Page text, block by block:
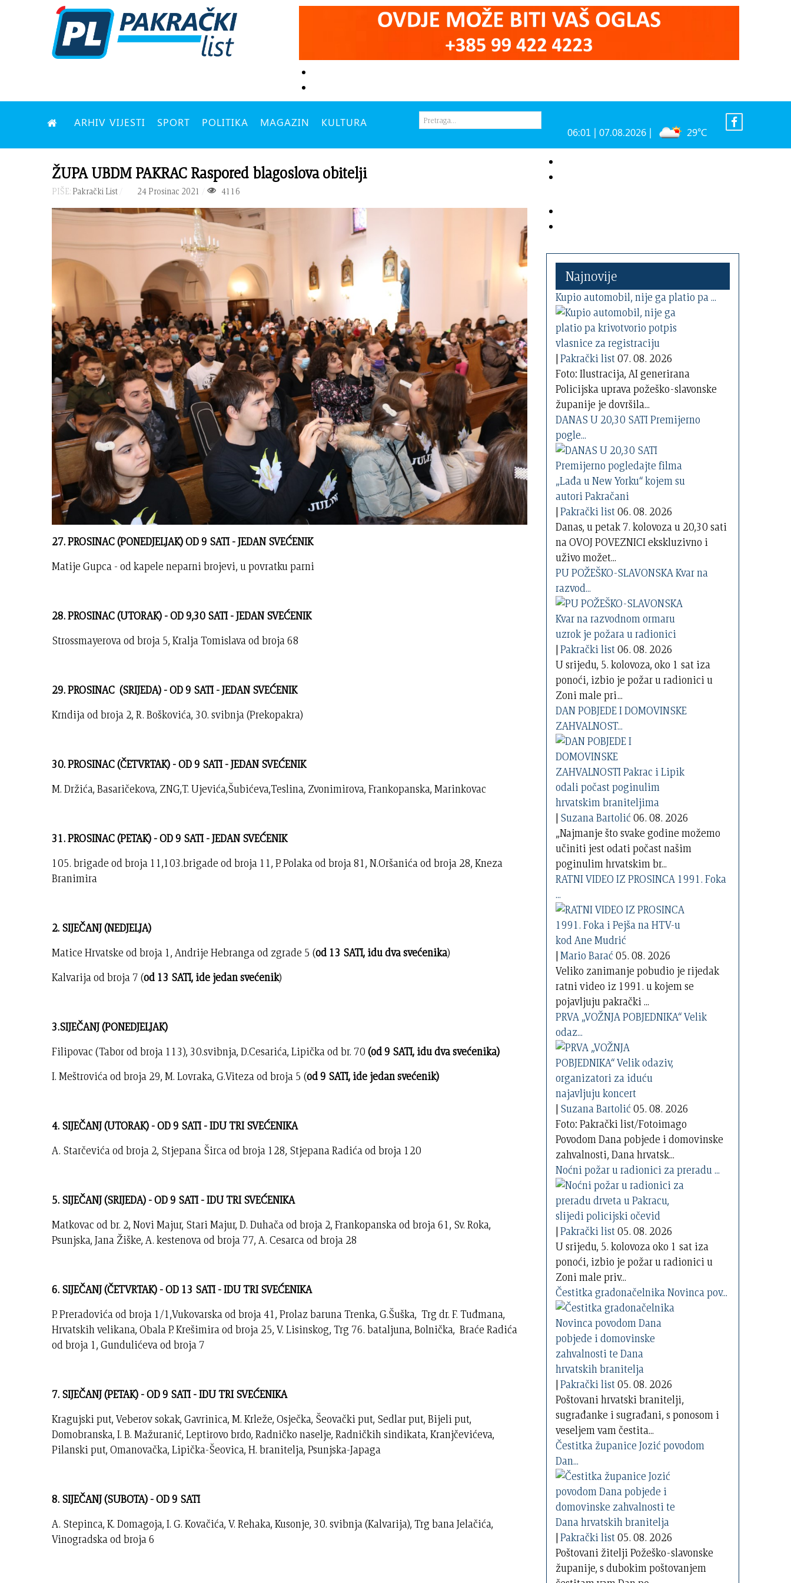
ARHIV VIJESTI SPORT POLITIKA MAGAZIN KULTURA
06:01 | 07.08.2026 | 29°C
ŽUPA UBDM PAKRAC Raspored blagoslova obitelji
PIŠE: Pakrački List 24 Prosinac 2021 4116
27. PROSINAC (PONEDJELJAK) OD 9 SATI - JEDAN SVEĆENIK
Matije Gupca - od kapele neparni brojevi, u povratku parni
28. PROSINAC (UTORAK) - OD 9,30 SATI - JEDAN SVEĆENIK
Strossmayerova od broja 5, Kralja Tomislava od broja 68
29. PROSINAC (SRIJEDA) - OD 9 SATI - JEDAN SVEĆENIK
Krndija od broja 2, R. Boškovića, 30. svibnja (Prekopakra)
30. PROSINAC (ČETVRTAK) - OD 9 SATI - JEDAN SVEĆENIK
M. Držića, Basaričekova, ZNG,T. Ujevića,Šubićeva,Teslina, Zvonimirova, Frankopanska, Marinkovac
31. PROSINAC (PETAK) - OD 9 SATI - JEDAN SVEĆENIK
105. brigade od broja 11,103.brigade od broja 11, P. Polaka od broja 81, N.Oršanića od broja 28, Kneza
Branimira
2. SIJEČANJ (NEDJELJA)
Matice Hrvatske od broja 1, Andrije Hebranga od zgrade 5 (od 13 SATI, idu dva svećenika)
Kalvarija od broja 7 (od 13 SATI, ide jedan svećenik)
3.SIJEČANJ (PONEDJELJAK)
Filipovac (Tabor od broja 113), 30.svibnja, D.Cesarića, Lipička od br. 70(od 9 SATI, idu dva svećenika)
I. Meštrovića od broja 29, M. Lovraka, G.Viteza od broja 5 (od 9 SATI, ide jedan svećenik)
4. SIJEČANJ (UTORAK) - OD 9 SATI - IDU TRI SVEĆENIKA
A. Starčevića od broja 2, Stjepana Širca od broja 128, Stjepana Radića od broja 120
5. SIJEČANJ (SRIJEDA) - OD 9 SATI - IDU TRI SVEĆENIKA
Matkovac od br. 2, Novi Majur, Stari Majur, D. Duhača od broja 2, Frankopanska od broja 61, Sv. Roka,
Psunjska, Jana Žiške, A. kestenova od broja 77, A. Cesarca od broja 28
6. SIJEČANJ (ČETVRTAK) - OD 13 SATI - IDU TRI SVEĆENIKA
P. Preradovića od broja 1/1,Vukovarska od broja 41, Prolaz baruna Trenka, G.Šuška, Trg dr. F. Tuđmana,
Hrvatskih velikana, Obala P. Krešimira od broja 25, V. Lisinskog, Trg 76. bataljuna, Bolnička, Braće Radića
od broja 1, Gundulićeva od broja 7
7. SIJEČANJ (PETAK) - OD 9 SATI - IDU TRI SVEĆENIKA
Kragujski put, Veberov sokak, Gavrinica, M. Krleže, Osječka, Šeovački put, Sedlar put, Bijeli put,
Domobranska, I. B. Mažuranić, Leptirovo brdo, Radničko naselje, Radničkih sindikata, Kranjčevićeva,
Pilanski put, Omanovačka, Lipička-Šeovica, H. branitelja, Psunjska-Japaga
8. SIJEČANJ (SUBOTA) -OD 9 SATI
A. Stepinca, K. Domagoja, I. G. Kovačića, V. Rehaka, Kusonje, 30. svibnja (Kalvarija), Trg bana Jelačića,
Vinogradska od broja 6
Najnovije
Kupio automobil, nije ga platio pa ...
|Pakrački list07. 08. 2026
Foto: Ilustracija, AI generirana
Policijska uprava požeško-slavonske
županije je dovršila...
DANAS U 20,30 SATI Premijerno
pogle...
|Pakrački list06. 08. 2026
Danas, u petak 7. kolovoza u 20,30 sati
na OVOJ POVEZNICI ekskluzivno i
uživo možet...
PU POŽEŠKO-SLAVONSKA Kvar na
razvod...
|Pakrački list06. 08. 2026
U srijedu, 5. kolovoza, oko 1 sat iza
ponoći, izbio je požar u radionici u
Zoni male pri...
DAN POBJEDE I DOMOVINSKE
ZAHVALNOST...
| Suzana Bartolić 06. 08. 2026
„Najmanje što svake godine možemo
učiniti jest odati počast našim
poginulim hrvatskim br...
RATNI VIDEO IZ PROSINCA 1991. Foka
...
|Mario Barać 05. 08. 2026
Veliko zanimanje pobudio je rijedak
ratni video iz 1991. u kojem se
pojavljuju pakrački ...
PRVA „VOŽNJA POBJEDNIKA“ Velik
odaz...
| Suzana Bartolić 05. 08. 2026
Foto: Pakrački list/Fotoimago
Povodom Dana pobjede i domovinske
zahvalnosti, Dana hrvatsk...
Noćni požar u radionici za preradu ...
|Pakrački list05. 08. 2026
U srijedu, 5. kolovoza oko 1 sat iza
ponoći, izbio je požar u radionici u
Zoni male priv...
Čestitka gradonačelnika Novinca pov...
|Pakrački list05. 08. 2026
Poštovani hrvatski branitelji,
sugrađanke i sugrađani, s ponosom i
veseljem vam čestita...
Čestitka županice Jozić povodom
Dan...
|Pakrački list05. 08. 2026
Poštovani žitelji Požeško-slavonske
županije, s dubokim poštovanjem